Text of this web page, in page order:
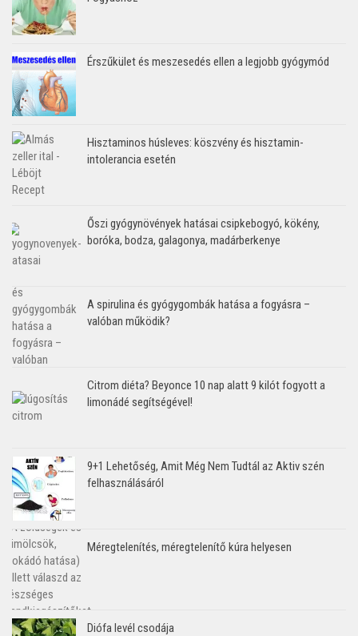
Érszűkület és meszesedés ellen a legjobb gyógymód
Hisztaminos húsleves: köszvény és hisztamin-
intolerancia esetén
Őszi gyógynövények hatásai csipkebogyó, kökény,
boróka, bodza, galagonya, madárberkenye
A spirulina és gyógygombák hatása a fogyásra –
valóban működik?
Citrom diéta? Beyonce 10 nap alatt 9 kilót fogyott a
limonádé segítségével!
9+1 Lehetőség, Amit Még Nem Tudtál az Aktiv szén
felhasználásáról
Méregtelenítés, méregtelenítő kúra helyesen
Diófa levél csodája